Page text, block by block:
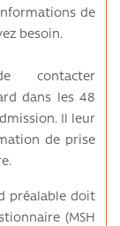
de
besoin.
contacter
dans les 48
Il leur
de prise
préalable doit
(MSH